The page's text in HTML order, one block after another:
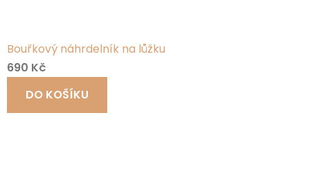
Bouřkový náhrdelník na lůžku
690 Kč
DO KOŠÍKU